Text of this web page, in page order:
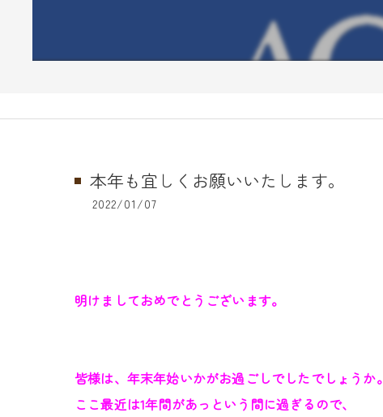
本年も宜しくお願いいたします。
2022/01/07
明けましておめでとうございます。
皆様は、年末年始いかがお過ごしでしたでしょうか。
ここ最近は1年間があっという間に過ぎるので、